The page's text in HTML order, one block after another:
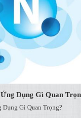
Dụng Gì Quan
Gì Quan Trọng?